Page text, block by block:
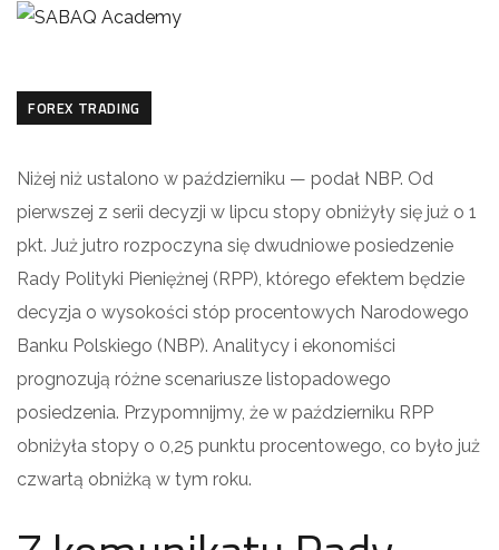
FOREX TRADING
Niżej niż ustalono w październiku — podał NBP. Od
pierwszej z serii decyzji w lipcu stopy obniżyły się już o 1
pkt. Już jutro rozpoczyna się dwudniowe posiedzenie
Rady Polityki Pieniężnej (RPP), którego efektem będzie
decyzja o wysokości stóp procentowych Narodowego
Banku Polskiego (NBP). Analitycy i ekonomiści
prognozują różne scenariusze listopadowego
posiedzenia. Przypomnijmy, że w październiku RPP
obniżyła stopy o 0,25 punktu procentowego, co było już
czwartą obniżką w tym roku.